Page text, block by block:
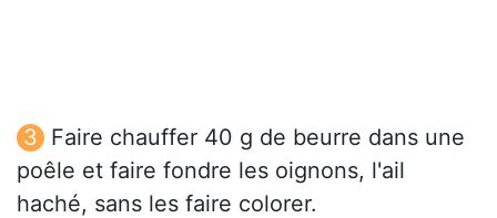
Faire chauffer 40 g de beurre dans une
poêle et faire fondre les oignons, l'ail
haché, sans les faire colorer.